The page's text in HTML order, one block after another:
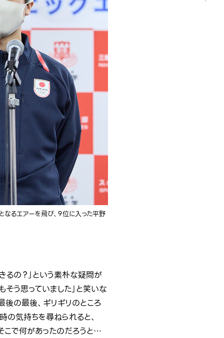
るエアーを飛び、9位に入った平野
るの？」という素朴な疑問が
う思っていました」と笑いな
後の最後、ギリギリのところ
の気持ちを尋ねられると、
こで何があったのだろうと…